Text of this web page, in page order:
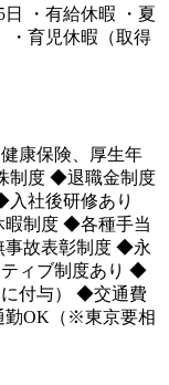
・有給休暇 ・夏
・育児休暇（取得
康保険、厚生年
制度 ◆退職金制度
社後研修あり
暇制度 ◆各種手当
事故表彰制度 ◆永
ィブ制度あり ◆
に付与） ◆交通費
勤OK（※東京要相